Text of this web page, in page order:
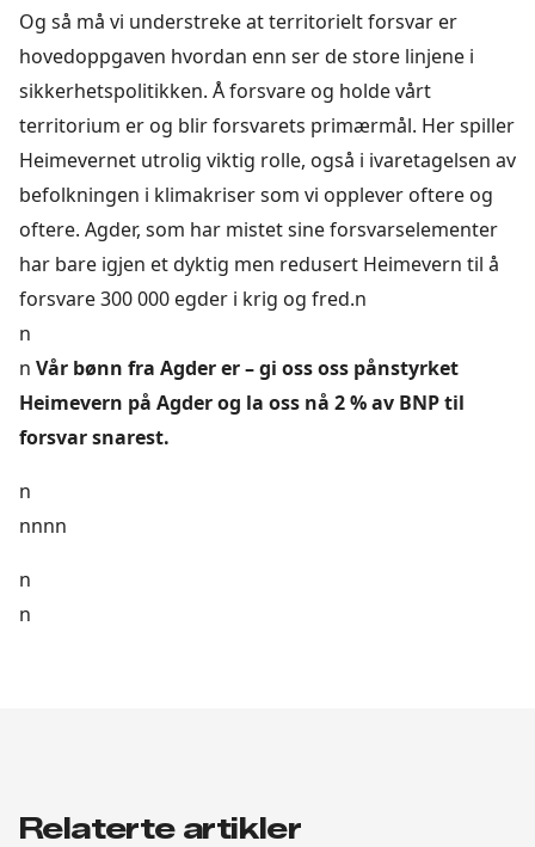
Og så må vi understreke at territorielt forsvar er
hovedoppgaven hvordan enn ser de store linjene i
sikkerhetspolitikken. Å forsvare og holde vårt
territorium er og blir forsvarets primærmål. Her spiller
Heimevernet utrolig viktig rolle, også i ivaretagelsen av
befolkningen i klimakriser som vi opplever oftere og
oftere. Agder, som har mistet sine forsvarselementer
har bare igjen et dyktig men redusert Heimevern til å
forsvare 300 000 egder i krig og fred.n
n
n Vår bønn fra Agder er – gi oss oss pånstyrket
Heimevern på Agder og la oss nå 2 % av BNP til
forsvar snarest.
n
nnnn
n
n
Relaterte artikler